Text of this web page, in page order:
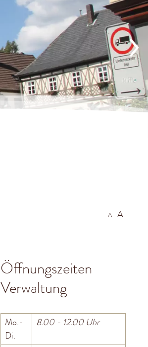
A A
Öffnungszeiten
Verwaltung
Mo.-
Di.
8.00 - 12.00 Uhr